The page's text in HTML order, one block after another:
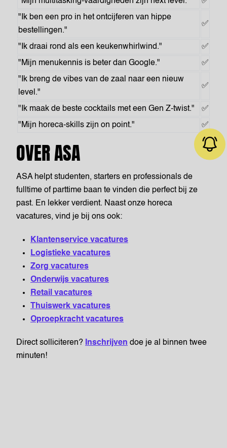
"Ik ben een pro in het ontcijferen van hippe
bestellingen."
✅
"Ik draai rond als een keukenwhirlwind."
✅
"Mijn menukennis is beter dan Google."
✅
"Ik breng de vibes van de zaal naar een nieuw
level."
✅
"Ik maak de beste cocktails met een Gen Z-twist."
✅
"Mijn horeca-skills zijn on point."
✅
OVER ASA
ASA helpt studenten, starters en professionals de
fulltime of parttime baan te vinden die perfect bij ze
past. En lekker verdient. Naast onze horeca
vacatures, vind je bij ons ook:
Klantenservice vacatures
Logistieke vacatures
Zorg vacatures
Onderwijs vacatures
Retail vacatures
Thuiswerk vacatures
Oproepkracht vacatures
Direct solliciteren? Inschrijven doe je al binnen twee
minuten!